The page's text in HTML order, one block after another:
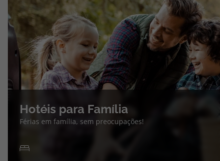
Hotéis para Família
Férias em família, sem preocupações!